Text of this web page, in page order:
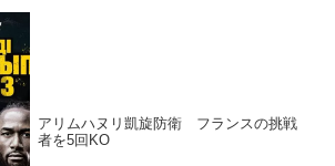
アリムハヌリ凱旋防衛 フランスの挑戦
者を5回KO